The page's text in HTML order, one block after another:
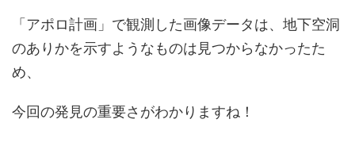
「アポロ計画」で観測した画像データは、地下空洞
のありかを示すようなものは見つからなかったた
め、
今回の発見の重要さがわかりますね！